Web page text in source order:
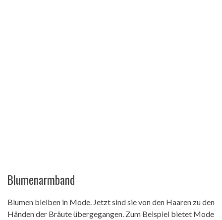
Blumenarmband
Blumen bleiben in Mode. Jetzt sind sie von den Haaren zu den
Händen der Bräute übergegangen. Zum Beispiel bietet Mode